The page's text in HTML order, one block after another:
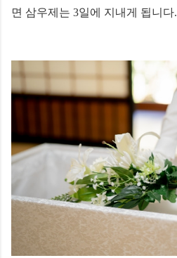
면 삼우제는 3일에 지내게 됩니다.